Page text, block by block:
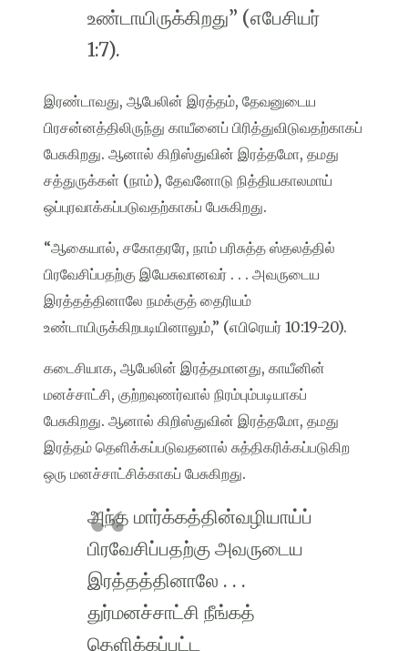
உண்டாயிருக்கிறது” (எபேசியர்
1:7).
இரண்டாவது, ஆபேலின் இரத்தம், தேவனுடைய
பிரசன்னத்திலிருந்து காயீனைப் பிரித்துவிடுவதற்காகப்
பேசுகிறது. ஆனால் கிறிஸ்துவின் இரத்தமோ, தமது
சத்துருக்கள் (நாம்), தேவனோடு நித்தியகாலமாய்
ஒப்புரவாக்கப்படுவதற்காகப் பேசுகிறது.
“ஆகையால், சகோதரரே, நாம் பரிசுத்த ஸ்தலத்தில்
பிரவேசிப்பதற்கு இயேசுவானவர் . . . அவருடைய
இரத்தத்தினாலே நமக்குத் தைரியம்
உண்டாயிருக்கிறபடியினாலும்,” (எபிரெயர் 10:19-20).
கடைசியாக, ஆபேலின் இரத்தமானது, காயீனின்
மனச்சாட்சி, குற்றவுணர்வால் நிரம்பும்படியாகப்
பேசுகிறது. ஆனால் கிறிஸ்துவின் இரத்தமோ, தமது
இரத்தம் தெளிக்கப்படுவதனால் சுத்திகரிக்கப்படுகிற
ஒரு மனச்சாட்சிக்காகப் பேசுகிறது.
அந்த மார்க்கத்தின்வழியாய்ப்
பிரவேசிப்பதற்கு அவருடைய
இரத்தத்தினாலே . . .
துர்மனச்சாட்சி நீங்கத்
தெளிக்கப்பட்ட